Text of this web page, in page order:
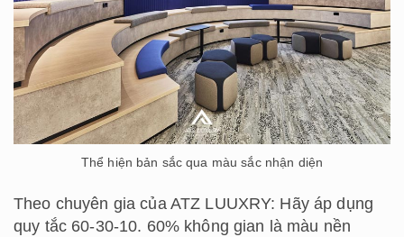
Thể hiện bản sắc qua màu sắc nhận diện
Theo chuyên gia của ATZ LUUXRY: Hãy áp dụng
quy tắc 60-30-10. 60% không gian là màu nền